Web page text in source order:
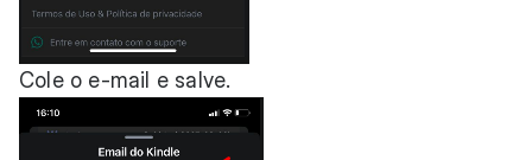
Cole o e-mail e salve.